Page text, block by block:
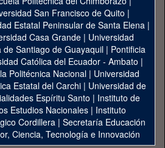
San Francisco de Quito |
Estatal Peninsular de Santa Elena|
Casa Grande | Universidad
de Santiago de Guayaquil| Pontificia
Católica del Ecuador - Ambato |
Politécnica Nacional| Universidad
Estatal del Carchi| Universidad de
Espíritu Santo | Instituto de
Estudios Nacionales | Instituto
Cordillera | Secretaría Educación
Ciencia, Tecnología e Innovación